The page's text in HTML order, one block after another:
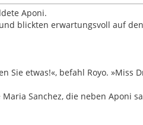
Aponi.
blickten erwartungsvoll auf
Sie etwas!«, befahl Royo. »Miss
Sanchez, die neben Aponi